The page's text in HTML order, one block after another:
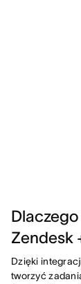
Zendesk
Dzięki
tworzyć